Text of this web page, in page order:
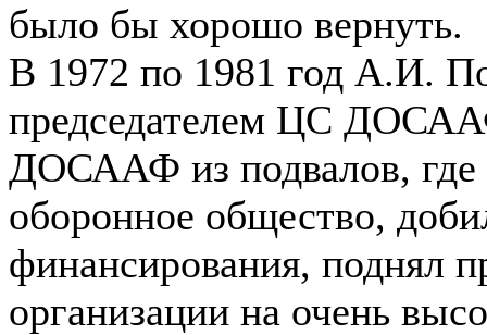
было бы хорошо вернуть.
В 1972 по 1981 год А.И.
председателем ЦС
ДОСААФ из подвалов, где
оборонное общество,
финансирования, поднял
организации на очень